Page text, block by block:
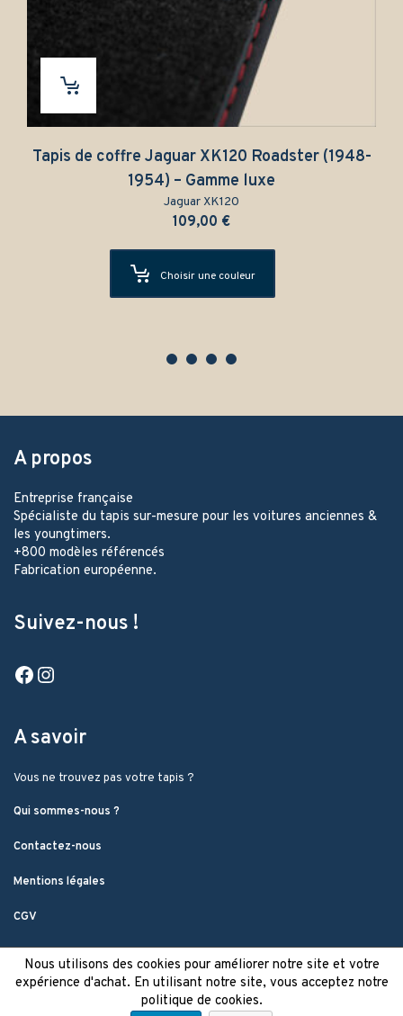
Tapis de coffre Jaguar XK120 Roadster (1948-
1954) – Gamme luxe
Jaguar XK120
109,00 €
Choisir une couleur
A propos
Entreprise française
Spécialiste du tapis sur-mesure pour les voitures anciennes &
les youngtimers.
+800 modèles référencés
Fabrication européenne.
Suivez-nous !
Facebook
A savoir
Vous ne trouvez pas votre tapis ?
Qui sommes-nous ?
Contactez-nous
Mentions légales
CGV
Nous utilisons des cookies pour améliorer notre site et votre
expérience d'achat. En utilisant notre site, vous acceptez notre
politique de cookies.